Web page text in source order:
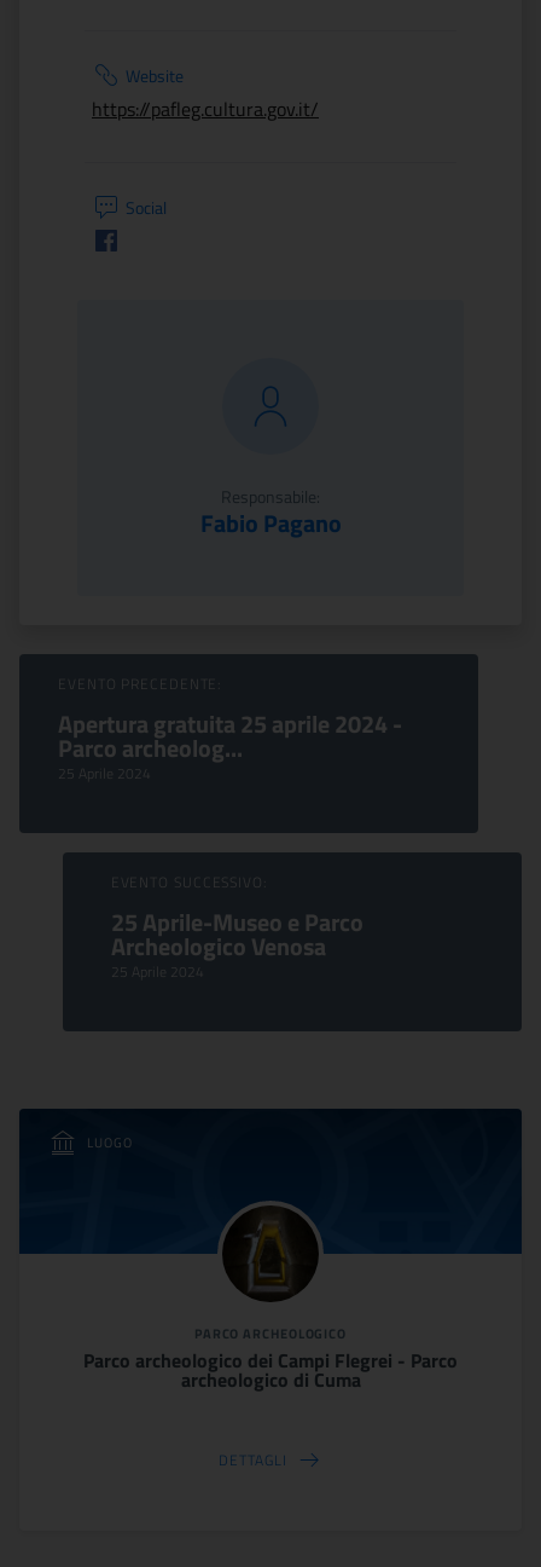
Website
https://pafleg.cultura.gov.it/
Social
Facebook
Responsabile:
Fabio Pagano
Sfoglia Eventi
EVENTO PRECEDENTE:
Apertura gratuita 25 aprile 2024 -
Parco archeolog...
25 Aprile 2024
EVENTO SUCCESSIVO:
25 Aprile-Museo e Parco
Archeologico Venosa
25 Aprile 2024
LUOGO
PARCO ARCHEOLOGICO
Parco archeologico dei Campi Flegrei - Parco
archeologico di Cuma
DETTAGLI